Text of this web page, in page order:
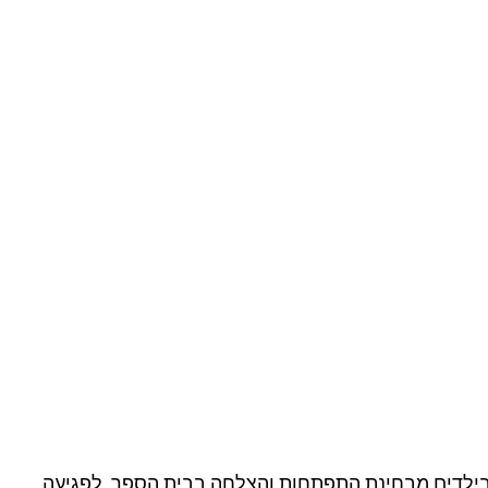
מבחינת התפתחות והצלחה בבית הספר. לפגיעה